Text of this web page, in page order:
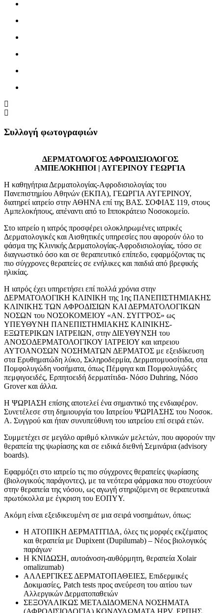
Συλλογή φωτογραφιών
ΔΕΡΜΑΤΟΛΟΓΟΣ ΑΦΡΟΔΙΣΙΟΛΟΓΟΣ
ΑΜΠΕΛΟΚΗΠΟΙ | ΑΥΓΕΡΙΝΟΥ ΓΕΩΡΓΙΑ
ΑΜΠΕΛΟΚΗΠΟΙ | ΑΥΓΕΡΙΝΟΥ ΓΕΩΡΓΙΑ - doctors4u.gr
ΔΕΡΜΑΤΟΛΟΓΟΣ ΑΦΡΟΔΙΣΙΟΛΟΓΟΣ
ΑΜΠΕΛΟΚΗΠΟΙ | ΑΥΓΕΡΙΝΟΥ ΓΕΩΡΓΙΑ - doctors4u.gr
ΔΕΡΜΑΤΟΛΟΓΟΣ ΑΦΡΟΔΙΣΙΟΛΟΓΟΣ
ΔΕΡΜΑΤΟΛΟΓΟΣ ΑΦΡΟΔΙΣΙΟΛΟΓΟΣ
ΑΜΠΕΛΟΚΗΠΟΙ | ΑΥΓΕΡΙΝΟΥ ΓΕΩΡΓΙΑ - doctors4u.gr
ΔΕΡΜΑΤΟΛΟΓΟΣ ΑΦΡΟΔΙΣΙΟΛΟΓΟΣ
ΑΜΠΕΛΟΚΗΠΟΙ | ΑΥΓΕΡΙΝΟΥ ΓΕΩΡΓΙΑ - doctors4u.gr
ΔΕΡΜΑΤΟΛΟΓΟΣ ΑΦΡΟΔΙΣΙΟΛΟΓΟΣ
ΑΜΠΕΛΟΚΗΠΟΙ | ΑΥΓΕΡΙΝΟΥ ΓΕΩΡΓΙΑ - doctors4u.gr
ΑΜΠΕΛΟΚΗΠΟΙ | ΑΥΓΕΡΙΝΟΥ ΓΕΩΡΓΙΑ - doctors4u.gr
ΔΕΡΜΑΤΟΛΟΓΟΣ ΑΦΡΟΔΙΣΙΟΛΟΓΟΣ
ΑΜΠΕΛΟΚΗΠΟΙ | ΑΥΓΕΡΙΝΟΥ ΓΕΩΡΓΙΑ
Η καθηγήτρια Δερματολογίας-Αφροδισιολογίας του
Πανεπιστημίου Αθηνών (ΕΚΠΑ), ΓΕΩΡΓΙΑ ΑΥΓΕΡΙΝΟΥ,
διατηρεί ιατρείο στην ΑΘΗΝΑ επί της ΒΑΣ. ΣΟΦΙΑΣ 119, στους
Αμπελοκήπους, απέναντι από το Ιπποκράτειο Νοσοκομείο.
Στο ιατρείο η ιατρός προσφέρει ολοκληρωμένες ιατρικές
Δερματολογικές και Αισθητικές υπηρεσίες που αφορούν όλο το
φάσμα της Κλινικής Δερματολογίας-Αφροδισιολογίας, τόσο σε
διαγνωστικό όσο και σε θεραπευτικό επίπεδο, εφαρμόζοντας τις
πιο σύγχρονες θεραπείες σε ενήλικες και παιδιά από βρεφικής
ηλικίας.
Η ιατρός έχει υπηρετήσει επί πολλά χρόνια στην
ΔΕΡΜΑΤΟΛΟΓΙΚΗ ΚΛΙΝΙΚΗ της 1ης ΠΑΝΕΠΙΣΤΗΜΙΑΚΗΣ
ΚΛΙΝΙΚΗΣ ΤΩΝ ΑΦΡΟΔΙΣΙΩΝ ΚΑΙ ΔΕΡΜΑΤΟΛΟΓΙΚΩΝ
ΝΟΣΩΝ του ΝΟΣΟΚΟΜΕΙΟΥ «ΑΝ. ΣΥΓΓΡΟΣ» ως
ΥΠΕΥΘΥΝΗ ΠΑΝΕΠΙΣΤΗΜΙΑΚΗΣ ΚΛΙΝΙΚΗΣ-
ΕΞΩΤΕΡΙΚΩΝ ΙΑΤΡΕΙΩΝ, στην ΔΙΕΥΘΥΝΣΗ του
ΑΝΟΣΟΔΕΡΜΑΤΟΛΟΓΙΚΟΥ ΙΑΤΡΕΙΟΥ και ιατρειου
ΑΥΤΟΑΝΟΣΩΝ ΝΟΣΗΜΑΤΩΝ ΔΕΡΜΑΤΟΣ με εξειδίκευση
στα Ερυθηματώδη λύκο, Σκληροδερμία, Δερματομυοσίτιδα, στα
Πομφολυγώδη νοσήματα, όπως Πέμφιγα και Πομφολυγώδες
πεμφιγοειδές, Ερπητοειδή δερματίτιδα- Νόσο Duhring, Νόσο
Grover και άλλα.
Η ΨΩΡΙΑΣΗ επίσης αποτελεί ένα σημαντικό της ενδιαφέρον.
Συνετέλεσε στη δημιουργία του Ιατρείου ΨΩΡΙΑΣΗΣ του Νοσοκ.
Α. Συγγρού και ήταν συνυπεύθυνη του ιατρείου επί σειρά ετών.
Συμμετέχει σε μεγάλο αριθμό κλινικών μελετών, που αφορούν την
θεραπεία της ψωρίασης και σε ειδικά διεθνή Σεμινάρια (advisory
boards).
Εφαρμόζει στο ιατρείο τις πιο σύγχρονες θεραπείες ψωρίασης
(βιολογικούς παράγοντες), με τα νεότερα φάρμακα που στοχεύουν
στην θεραπεία της νόσου, ως αγωγή στηριζόμενη σε θεραπευτικά
πρωτόκολλα με έγκριση του ΕΟΠΥΥ.
Ακόμη είναι εξειδικευμένη σε μια σειρά νοσημάτων, όπως:
Η ΑΤΟΠΙΚΗ ΔΕΡΜΑΤΙΤΙΔΑ, όλες τις μορφές εκζέματος
και θεραπεία με Dupixent (Dupilumab) – Νέος βιολογικός
παράγων
Η ΚΝΙΔΩΣΗ, αυτοάνοση-αυθόρμητη, θεραπεία Xolair
omalizumab)
ΑΛΛΕΡΓΙΚΕΣ ΔΕΡΜΑΤΟΠΑΘΕΙΕΣ, Επιδερμικές
Δοκιμασίες, Patch tests προς ανεύρεση του αιτίου των
Αλλεργικών Δερματοπαθειών
ΣΕΞΟΥΑΛΙΚΩΣ ΜΕΤΑΔΙΔΟΜΕΝΑ ΝΟΣΗΜΑΤΑ
(ΑΦΡΟΔΙΣΙΟΛΟΓΙΑ) ΚΟΝΔΥΛΩΜΑΤΑ HPV, ΕΡΠΗΣ,